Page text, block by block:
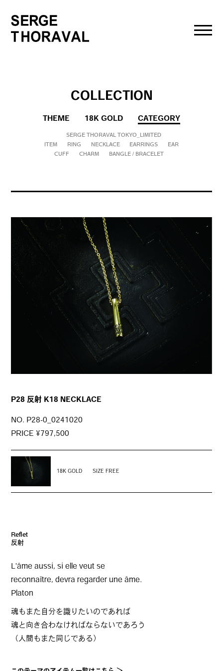
COLLECTION
THEME 18K GOLD CATEGORY
SERGE THORAVAL TOKYO_LIMITED
ITEM
RING NECKLACE EARRINGS
EAR
CUFF
CHARM BANGLE / BRACELET
P28 反射 K18 NECKLACE
NO. P28-0_0241020
PRICE ¥797,500
18K GOLD SIZE FREE
Reflet
反射
L'âme aussi, si elle veut se
reconnaître, devra regarder une âme.
Platon
魂もまた自分を識りたいのであれば
魂と向き合わなければならないであろう
（人間もまた同じである）